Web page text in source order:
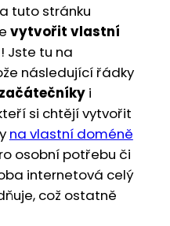
tuto stránku
vytvořit vlastní
Jste tu na
následující řádky
i
si chtějí vytvořit
na vlastní doméně
osobní potřebu či
internetová celý
což ostatně